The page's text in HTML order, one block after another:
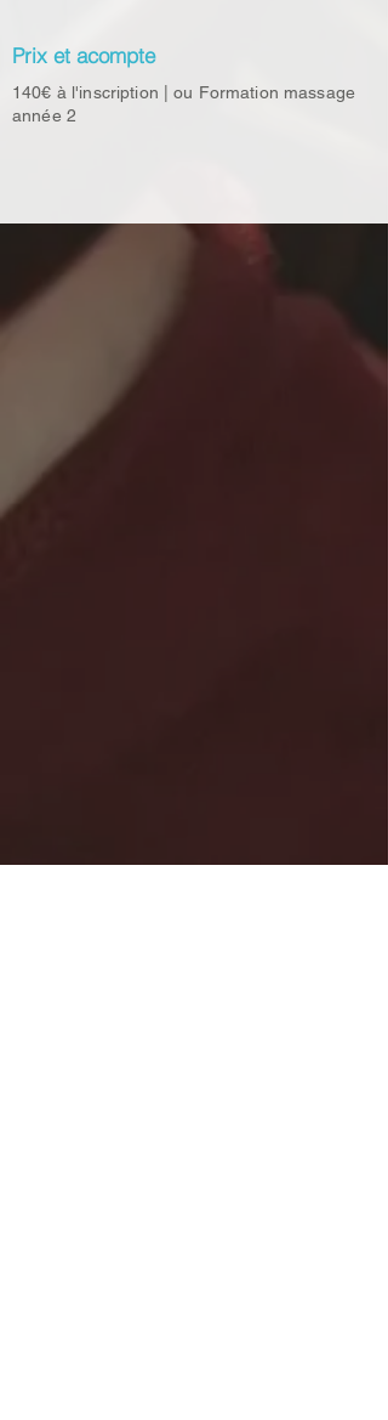
Prix et acompte
140€ à l'inscription | ou Formation massage
année 2